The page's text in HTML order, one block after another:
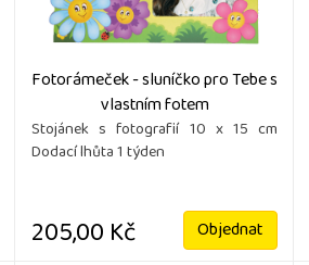
Fotorámeček - sluníčko pro Tebe s
vlastním fotem
Stojánek s fotografií 10 x 15 cm
Dodací lhůta 1 týden
205,00 Kč Objednat